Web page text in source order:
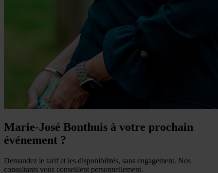
Marie-José Bonthuis à votre prochain
événement ?
Demandez le tarif et les disponibilités, sans engagement. Nos
consultants vous conseillent personnellement.